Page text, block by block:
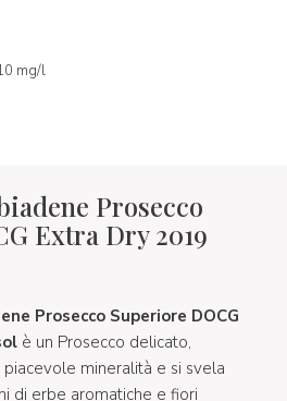
mg/l
Prosecco
Extra Dry 2019
Prosecco Superiore DOCG
è un Prosecco delicato,
mineralità e si svela
di erbe aromatiche e fiori